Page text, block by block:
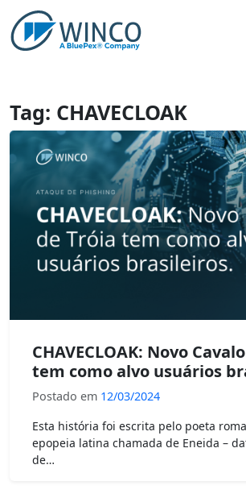
Pular
para
Tag: CHAVECLOAK
CHAVECLOAK: Novo
tem como alvo usuários
Postado em 12/03/2024
Esta história foi escrita pelo poeta
epopeia latina chamada de Eneida –
de…